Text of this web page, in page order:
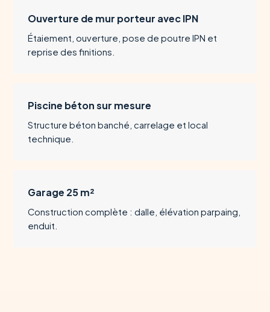
Ouverture de mur porteur avec IPN
Étaiement, ouverture, pose de poutre IPN et
reprise des finitions.
Piscine béton sur mesure
Structure béton banché, carrelage et local
technique.
Garage 25 m²
Construction complète : dalle, élévation parpaing,
enduit.